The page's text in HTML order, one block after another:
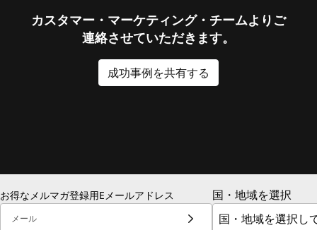
カスタマー・マーケティング・チームよりご
連絡させていただきます。
成功事例を共有する
お得なメルマガ登録用Eメールアドレス
メール
国・地域を選択